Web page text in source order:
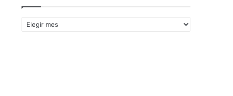
Archivos